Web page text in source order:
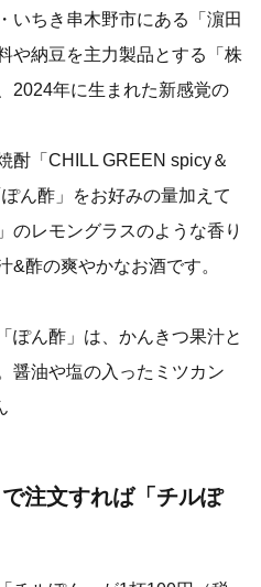
いちき串木野市にある「濵田
や納豆を主力製品とする「株
2024年に生まれた新感覚の
酎「CHILL GREEN spicy＆
ん酢」をお好みの量加えて
のレモングラスのような香り
&酢の爽やかなお酒です。
ぽん酢」は、かんきつ果汁と
醤油や塩の入ったミツカン
注文すれば「チルぽ